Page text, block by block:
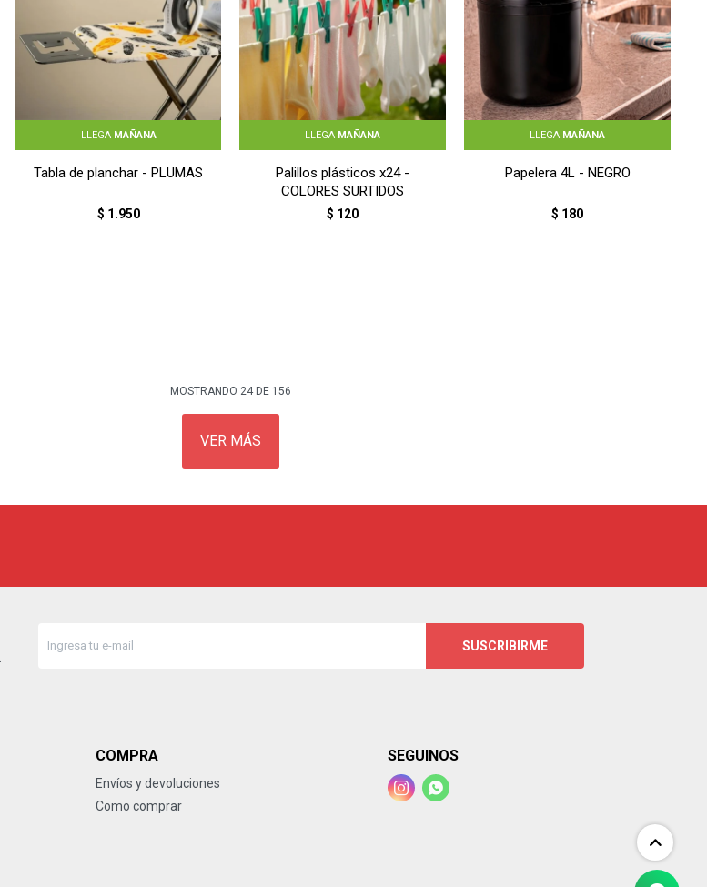
LLEGA MAÑANA
Tabla de planchar - PLUMAS
$ 1.950
LLEGA MAÑANA
Palillos plásticos x24 -
COLORES SURTIDOS
$ 120
LLEGA MAÑANA
Papelera 4L - NEGRO
$ 180
MOSTRANDO 24DE 156
VER MÁS
SUSCRIBIRME
COMPRA
Envíos y devoluciones
Como comprar
SEGUINOS
 